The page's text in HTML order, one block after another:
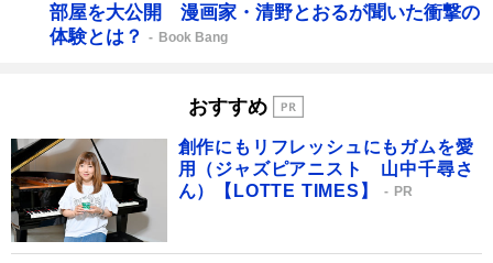
部屋を大公開 漫画家・清野とおるが聞いた衝撃の
体験とは？
Book Bang
おすすめ
創作にもリフレッシュにもガムを愛
用（ジャズピアニスト 山中千尋さ
ん）【LOTTE TIMES】
PR